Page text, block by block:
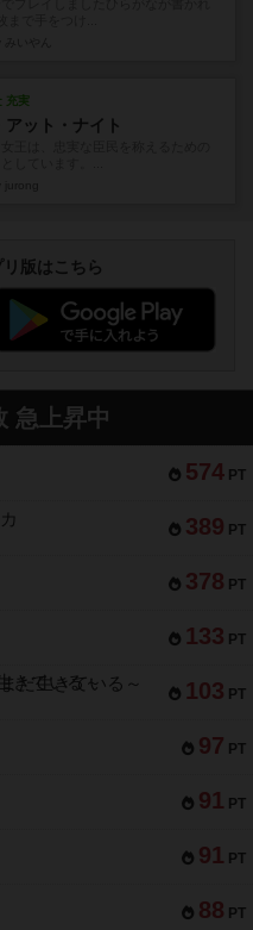
充実
アット・ナイト
版はこちら
急上昇中
574 PT
389 PT
378 PT
133 PT
103 PT
だ生きている～
97 PT
91 PT
91 PT
88 PT